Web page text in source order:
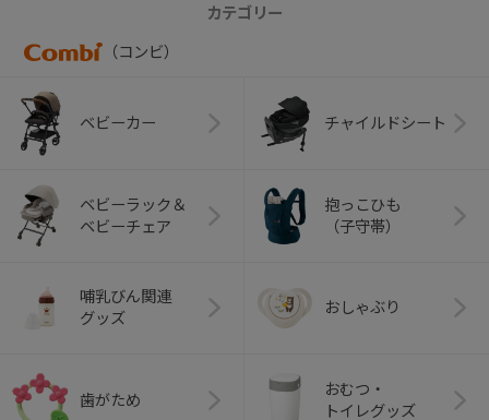
カテゴリー
（コンビ）
ベビーカー チャイルドシート
ベビーラック＆
ベビーチェア
抱っこひも
（子守帯）
哺乳びん関連
グッズ
おしゃぶり
歯がため
おむつ・
トイレグッズ